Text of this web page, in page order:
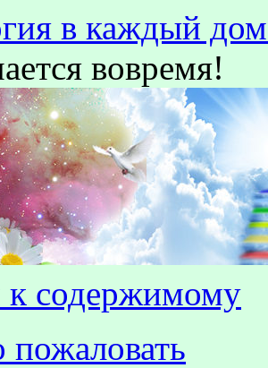
в каждый
вовремя!
к содержимому